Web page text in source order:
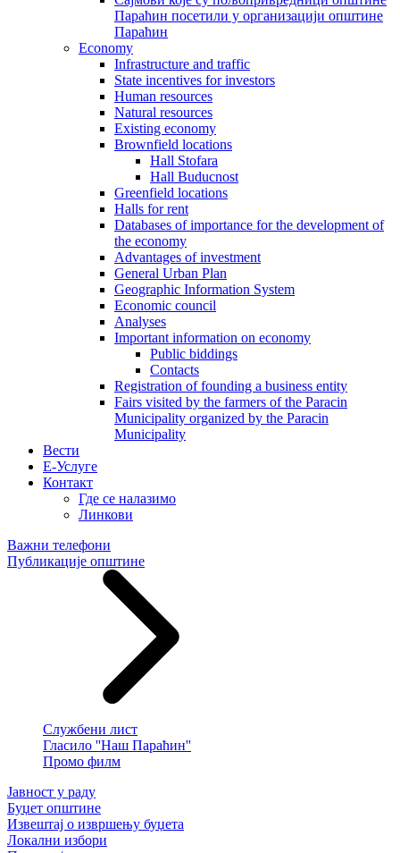
Параћин посетили у организацији општине
Параћин
Economy
Infrastructure and traffic
State incentives for investors
Human resources
Natural resources
Existing economy
Brownfield locations
Hall Stofara
Hall Buducnost
Greenfield locations
Halls for rent
Databases of importance for the development of
the economy
Advantages of investment
General Urban Plan
Geographic Information System
Еconomic council
Analyses
Important information on economy
Public biddings
Contacts
Registration of founding a business entity
Fairs visited by the farmers of the Paracin
Municipality organized by the Paracin
Municipality
Вести
E-Услуге
Контакт
Где се налазимо
Линкови
Важни телефони
Публикације општине
Службени лист
Гласило ''Наш Параћин''
Промо филм
Јавност у раду
Буџет општине
Извештај о извршењу буџета
Локални избори